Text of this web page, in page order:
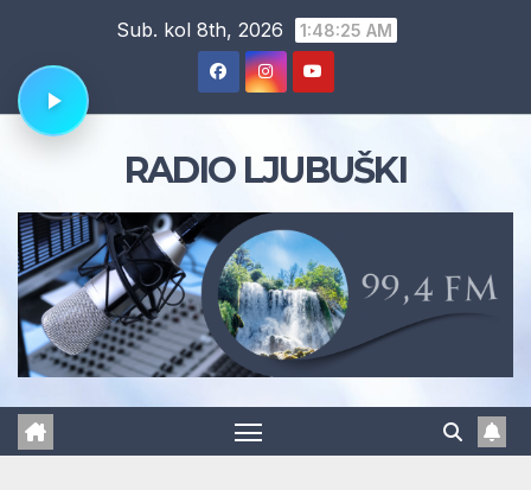
content
Sub. kol 8th, 2026 1:48:26 AM
RADIO LJUBUŠKI